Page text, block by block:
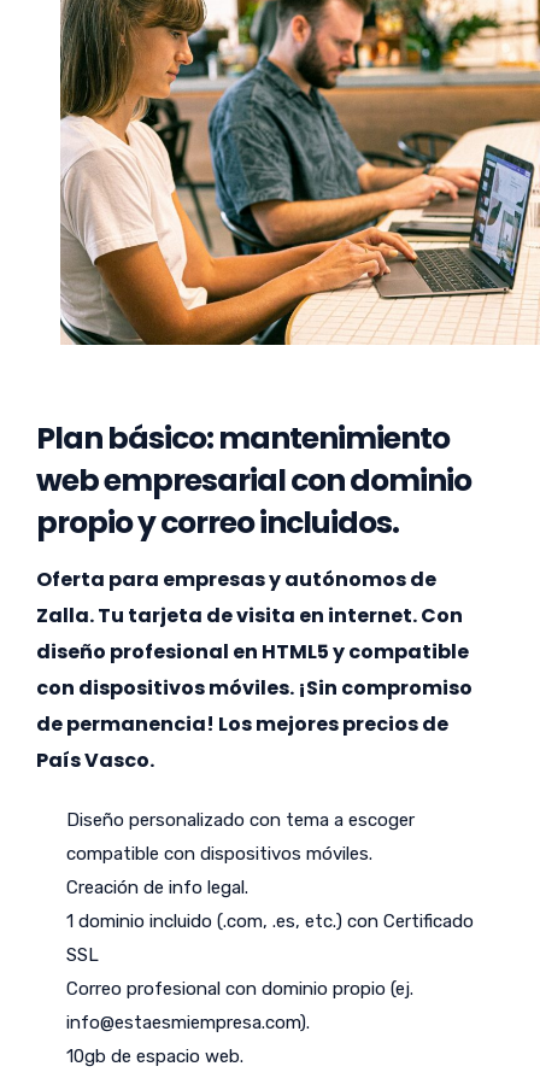
Plan básico: mantenimiento
web empresarial con dominio
propio y correo incluidos.
Oferta para empresas y autónomos de
Zalla. Tu tarjeta de visita en internet. Con
diseño profesional en HTML5 y compatible
con dispositivos móviles. ¡Sin compromiso
de permanencia! Los mejores precios de
País Vasco.
Diseño personalizado con tema a escoger
compatible con dispositivos móviles.
Creación de info legal.
1 dominio incluido (.com, .es, etc.) con Certificado
SSL
Correo profesional con dominio propio (ej.
info@estaesmiempresa.com).
10gb de espacio web.